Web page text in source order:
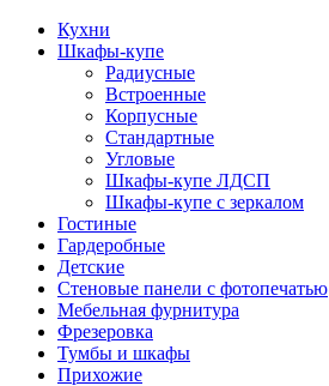
Кухни
Шкафы-купе
Радиусные
Встроенные
Корпусные
Стандартные
Угловые
Шкафы-купе ЛДСП
Шкафы-купе с зеркалом
Гостиные
Гардеробные
Детские
Стеновые панели с фотопечатью
Мебельная фурнитура
Фрезеровка
Тумбы и шкафы
Прихожие